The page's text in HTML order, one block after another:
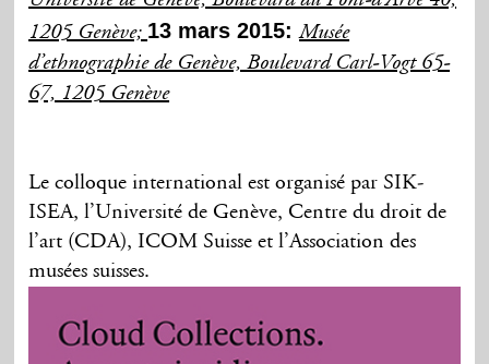
1205 Genève; 13 mars 2015: Musée
d’ethnographie de Genève, Boulevard Carl-Vogt 65-
67, 1205 Genève
Le colloque international est organisé par SIK-
ISEA, l’Université de Genève, Centre du droit de
l’art (CDA), ICOM Suisse et l’Association des
musées suisses.